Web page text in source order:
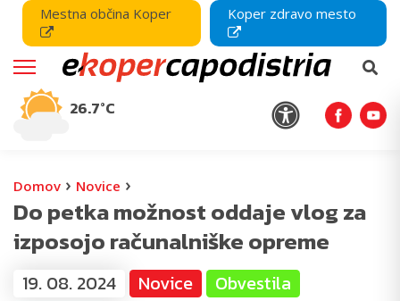
Mestna občina Koper Koper zdravo mesto
26.7°C
Domov › Novice ›
Do petka možnost oddaje vlog za
izposojo računalniške opreme
19. 08. 2024 Novice
Obvestila